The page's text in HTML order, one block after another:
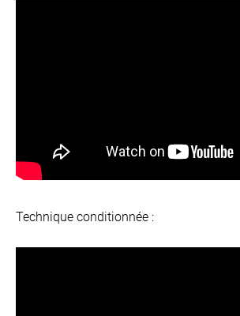
Technique conditionnée :